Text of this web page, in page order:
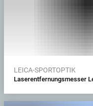
LEICA-SPORTOPTIK
Laserentfernungsmesser